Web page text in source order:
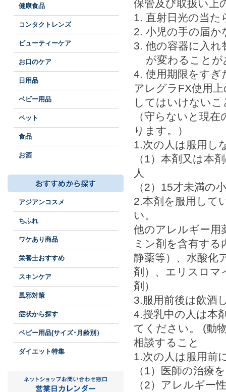
保管及び取扱い上
直射日光の当
小児の手の届か
他の容器に入れ
が変わること
使用期限をすぎ
アレグラFX使用
してはいけないこ
（守らないと現
ります。）
1.次の人は服用し
（1）本剤又は本
人
（2）15才未満の
2.本剤を服用して
い。
他のアレルギー用
ミン剤を含有する
静薬等）、水酸化
剤）、エリスロマ
剤）
3.服用前後は飲酒
4.授乳中の人は本
てください。 (動
相談すること
1.次の人は服用前
（1）医師の治療
（2）アレルギー
健康食品
コンタクトレンズ
ビューティーケア
お口のケア
日用品
ベビー用品
ペット
食品
お酒
アジアンコスメ
ちふれ
ワケあり商品
栄養士おすすめ
スキンケア
風邪対策
症状から探す
ベビー用品(サイズ･月齢別）
ダイエット特集